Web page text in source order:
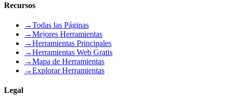
Recursos
→Todas las Páginas
→Mejores Herramientas
→Herramientas Principales
→Herramientas Web Gratis
→Mapa de Herramientas
→Explorar Herramientas
Legal